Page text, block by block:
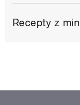
Recepty z